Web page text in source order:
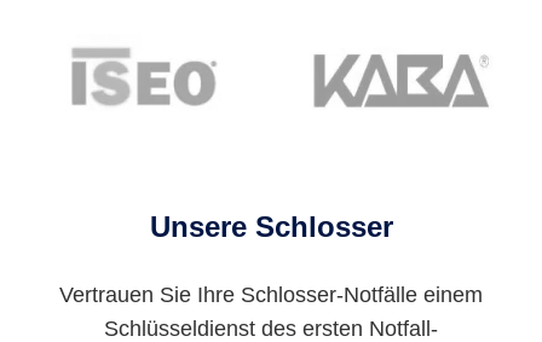
Unsere Schlosser
Vertrauen Sie Ihre Schlosser-Notfälle einem
Schlüsseldienst des ersten Notfall-